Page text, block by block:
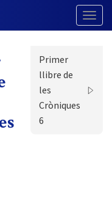
Primer
llibre de
les
Cròniques
6